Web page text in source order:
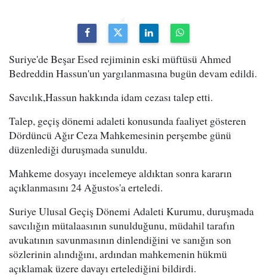
Suriye'de Beşar Esed rejiminin eski müftüsü Ahmed
Bedreddin Hassun'un yargılanmasına bugün devam edildi.
Savcılık,Hassun hakkında idam cezası talep etti.
Talep, geçiş dönemi adaleti konusunda faaliyet gösteren
Dördüncü Ağır Ceza Mahkemesinin perşembe günü
düzenlediği duruşmada sunuldu.
Mahkeme dosyayı incelemeye aldıktan sonra kararın
açıklanmasını 24 Ağustos'a erteledi.
Suriye Ulusal Geçiş Dönemi Adaleti Kurumu, duruşmada
savcılığın mütalaasının sunulduğunu, müdahil tarafın
avukatının savunmasının dinlendiğini ve sanığın son
sözlerinin alındığını, ardından mahkemenin hükmü
açıklamak üzere davayı ertelediğini bildirdi.